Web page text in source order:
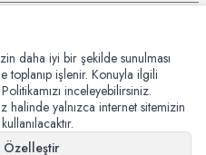
daha iyi bir şekilde sunulması
toplanıp işlenir. Konuyla ilgili
inceleyebilirsiniz.
halinde yalnızca internet sitemizin
Özelleştir